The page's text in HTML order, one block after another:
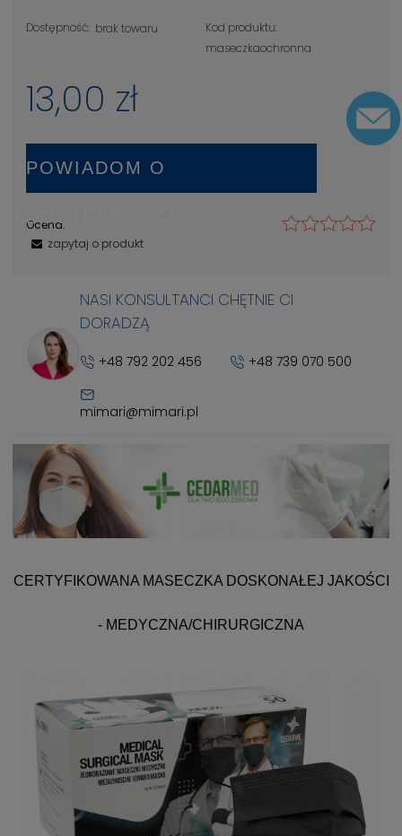
Dostępność: brak towaru
Kod produktu:
maseczkaochronna
13,00 zł
POWIADOM O
DOSTĘPNOŚCI
Ocena:
zapytaj o produkt
NASI KONSULTANCI CHĘTNIE CI
DORADZĄ
+48 792 202 456 +48 739 070 500
mimari@mimari.pl
CERTYFIKOWANA MASECZKA DOSKONAŁEJ JAKOŚCI
- MEDYCZNA/CHIRURGICZNA